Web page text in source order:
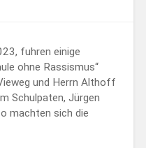
fuhren einige
ohne Rassismus“
und Herrn Althoff
Schulpaten, Jürgen
machten sich die